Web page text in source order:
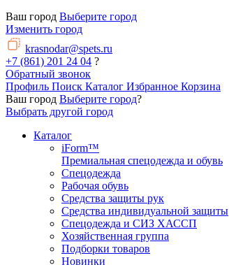
Ваш город Выберите город
Изменить город
krasnodar@spets.ru
+7 (861) 201 24 04 ?
Обратный звонок
Профиль Поиск Каталог Избранное Корзина
Ваш город Выберите город?
Выбрать другой город
Каталог
iForm™
Премиальная спецодежда и обувь
Спецодежда
Рабочая обувь
Средства защиты рук
Средства индивидуальной защиты
Спецодежда и СИЗ ХАССП
Хозяйственная группа
Подборки товаров
Новинки